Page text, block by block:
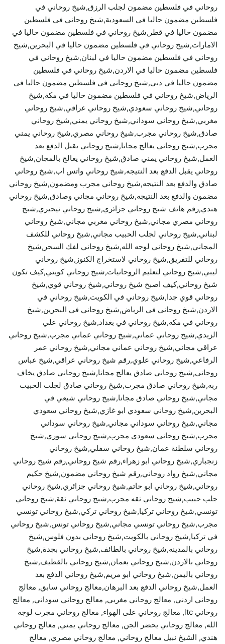
روحاني في فلسطين مضمون لجلب الرزق,شيخ روحاني في
فلسطين مضمون حاليا في السعودية,شيخ روحاني في فلسطين
مضمون حاليا في قطر,شيخ روحاني في فلسطين مضمون حاليا في
الامارات,شيخ روحاني في فلسطين مضمون حاليا في البحرين,شيخ
روحاني في فلسطين مضمون حاليا في لبنان,شيخ روحاني في
فلسطين مضمون حاليا في الاردن,شيخ روحاني في فلسطين
مضمون حاليا في دبي,شيخ روحاني في فلسطين مضمون حاليا في
الرياض,شيخ روحاني في فلسطين مضمون حاليا في مكة,شيخ
روحاني,شيخ روحاني سعودي,شيخ روحاني عراقي,شيخ روحاني
مغربي,شيخ روحاني سوداني,شيخ روحاني يمني,شيخ روحاني
صادق,شيخ روحاني مجرب,شيخ روحاني مصري,شيخ روحاني يمني
مجرب,شيخ روحاني يعالج مجانا,شيخ روحاني يقبل الدفع بعد
العمل,شيخ روحاني يمني صادق,شيخ روحاني يعالج بالمجان,شيخ
روحاني يقبل الدفع بعد النتيجه,شيخ روحاني واتس اب,شيخ روحاني
صادق والدفع بعد النتيجه,شيخ روحاني مجرب ومضمون,شيخ روحاني
مضمون والدفع بعد النتيجه,شيخ روحاني مجاني وصادق,شيخ روحاني
هندي,رقم هاتف شيخ روحاني جزائري,شيخ روحاني نيجيري,شيخ
روحاني مصري مجاني,شيخ روحاني مغربي مجاني,شيخ روحاني
لبناني,شيخ روحاني لجلب الحبيب مجاني,شيخ روحاني للكشف
المجاني,شيخ روحاني لوجه الله,شيخ روحاني لفك السحر,شيخ
روحاني للتفريق,شيخ روحاني لاستخراج الكنوز,شيخ روحاني
ليبي,شيخ روحاني لتعليم الروحانيات,شيخ روحاني كويتي,كيف تكون
شيخ روحاني,كيف اصبح شيخ روحاني,شيخ روحاني قوي,شيخ
روحاني قوي جدا,شيخ روحاني في الكويت,شيخ روحاني في
الاردن,شيخ روحاني في الرياض,شيخ روحاني في البحرين,شيخ
روحاني في مكه,شيخ روحاني في بغداد,شيخ روحاني علي
الزيدي,شيخ روحاني عماني,شيخ روحاني عماني مجرب,شيخ روحاني
عراقي مجاني,شيخ روحاني عماني مجاني,شيخ روحاني عمر
الرفاعي,شيخ روحاني علوي,رقم شيخ روحاني عراقي,شيخ عباس
روحاني,شيخ روحاني صادق يعالج مجانا,شيخ روحاني صادق يخاف
ربه,شيخ روحاني صادق مجرب,شيخ روحاني صادق لجلب الحبيب
مجاني,شيخ روحاني صادق مجانا,شيخ روحاني شيعي في
البحرين,شيخ روحاني سعودي ابو غازي,شيخ روحاني سعودي
مجاني,شيخ روحاني سوداني مجاني,شيخ روحاني سوداني
مجرب,شيخ روحاني سعودي مجرب,شيخ روحاني سوري,شيخ
روحاني سلطنة عمان,شيخ روحاني سفلي,شيخ روحاني
زنجباري,شيخ روحاني ابو زهراء,رقم شيخ روحاني,رقم شيخ روحاني
مجاني,شيخ رواد روحاني,رقم شيخ روحاني مضمون,شيخ حكيم
روحاني,شيخ روحاني ابو حاتم,شيخ روحاني جزائري,شيخ روحاني
جلب حبيب,شيخ روحاني ثقه مجرب,شيخ روحاني ثقة,شيخ روحاني
تونسي,شيخ روحاني تركيا,شيخ روحاني تركي,شيخ روحاني تونسي
مجرب,شيخ روحاني تونسي مجاني,شيخ روحاني تونس,شيخ روحاني
في تركيا,شيخ روحاني بالكويت,شيخ روحاني بدون فلوس,شيخ
روحاني بالمدينه,شيخ روحاني بالطائف,شيخ روحاني بجدة,شيخ
روحاني بالاردن,شيخ روحاني بعمان,شيخ روحاني بالقطيف,شيخ
روحاني باليمن,شيخ روحاني ابو مريم,شيخ روحاني الدفع بعد
العمل,شيخ روحاني الدفع بعد البرهان,معالج روحاني سابق, معالج
روحاني اردني, معالج روحاني مغربي, معالج روحاني سوداني, معالج
روحاني ltc, معالج روحاني على الهواء, معالج روحاني مجرب لوجه
الله, معالج روحاني يحضر الجن, معالج روحاني يمني, معالج روحاني
هندي, الشيخ نبيل معالج روحاني, معالج روحاني مصري, معالج